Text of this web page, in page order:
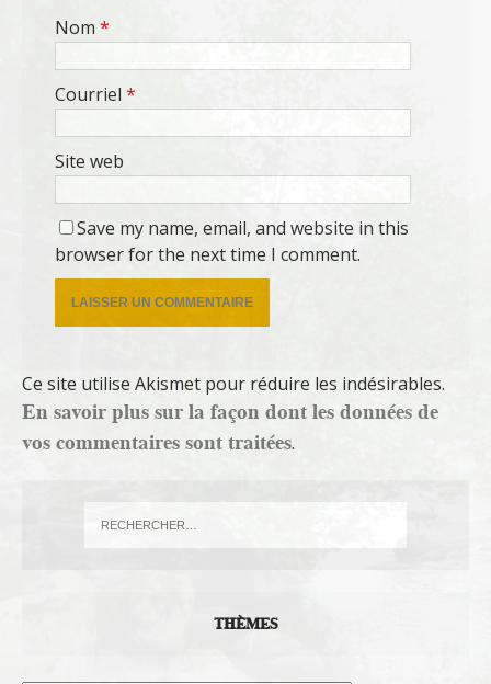
Nom *
Courriel *
Site web
Save my name, email, and website in this
browser for the next time I comment.
Ce site utilise Akismet pour réduire les indésirables.
En savoir plus sur la façon dont les données de
vos commentaires sont traitées.
THÈMES